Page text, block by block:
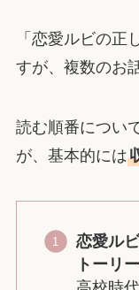
「恋愛ルビの正
すが、複数のお
読む順番につい
が、基本的には
恋愛ル
トーリー